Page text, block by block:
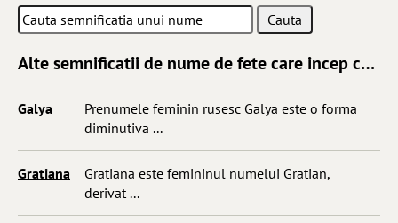
Alte semnificatii de nume de fete care incep cu litera G
Galya
Prenumele feminin rusesc Galya este o forma
diminutiva ...
Gratiana
Gratiana este femininul numelui Gratian,
derivat ...